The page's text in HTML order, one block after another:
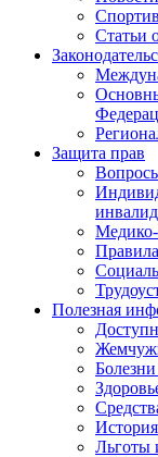
Статьи
Защита прав
Медико-
Полезная
Льготы